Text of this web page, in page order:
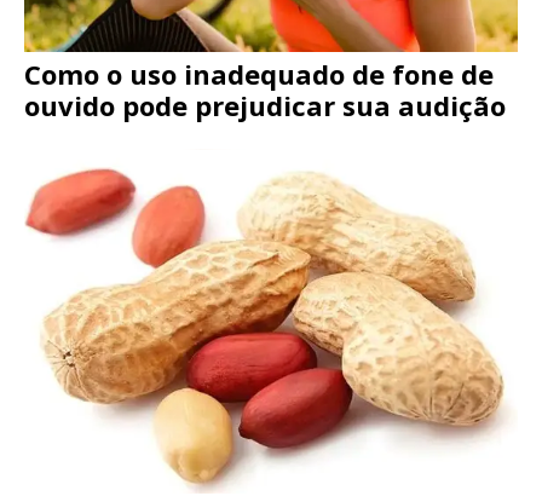
Como o uso inadequado de fone de
ouvido pode prejudicar sua audição